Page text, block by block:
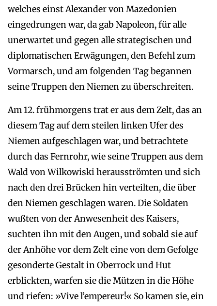
welches einst Alexander von Mazedonien
eingedrungen war, da gab Napoleon, für alle
unerwartet und gegen alle strategischen und
diplomatischen Erwägungen, den Befehl zum
Vormarsch, und am folgenden Tag begannen
seine Truppen den Niemen zu überschreiten.
Am 12. frühmorgens trat er aus dem Zelt, das an
diesem Tag auf dem steilen linken Ufer des
Niemen aufgeschlagen war, und betrachtete
durch das Fernrohr, wie seine Truppen aus dem
Wald von Wilkowiski herausströmten und sich
nach den drei Brücken hin verteilten, die über
den Niemen geschlagen waren. Die Soldaten
wußten von der Anwesenheit des Kaisers,
suchten ihn mit den Augen, und sobald sie auf
der Anhöhe vor dem Zelt eine von dem Gefolge
gesonderte Gestalt in Oberrock und Hut
erblickten, warfen sie die Mützen in die Höhe
und riefen: »Vive l’empereur!« So kamen sie, ein